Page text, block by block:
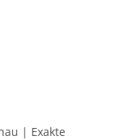
| Exakte